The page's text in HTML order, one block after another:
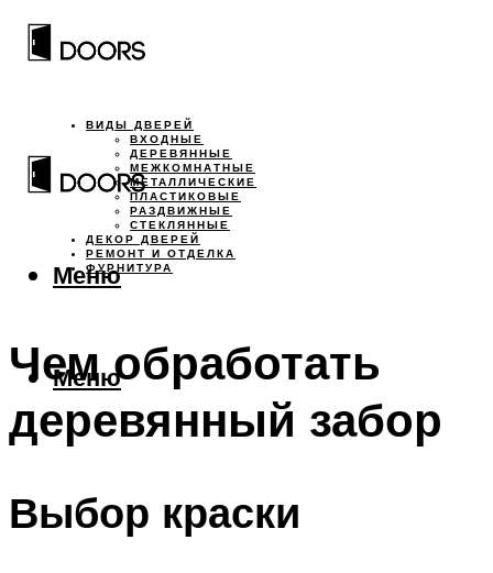
ВИДЫ ДВЕРЕЙ
ВХОДНЫЕ
ДЕРЕВЯННЫЕ
МЕЖКОМНАТНЫЕ
МЕТАЛЛИЧЕСКИЕ
ПЛАСТИКОВЫЕ
РАЗДВИЖНЫЕ
СТЕКЛЯННЫЕ
ДЕКОР ДВЕРЕЙ
РЕМОНТ И ОТДЕЛКА
ФУРНИТУРА
Меню
Меню
Чем обработать
деревянный забор
Выбор краски